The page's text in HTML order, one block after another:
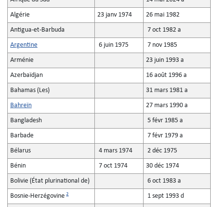
Algérie 23 janv 1974 26 mai 1982
Antigua-et-Barbuda 7 oct 1982 a
Argentine 6 juin 1975 7 nov 1985
Arménie 23 juin 1993 a
Azerbaïdjan 16 août 1996 a
Bahamas (Les) 31 mars 1981 a
Bahreïn 27 mars 1990 a
Bangladesh 5 févr 1985 a
Barbade 7 févr 1979 a
Bélarus 4 mars 1974 2 déc 1975
Bénin 7 oct 1974 30 déc 1974
Bolivie (État plurinational de) 6 oct 1983 a
Bosnie-Herzégovine 2 1 sept 1993 d